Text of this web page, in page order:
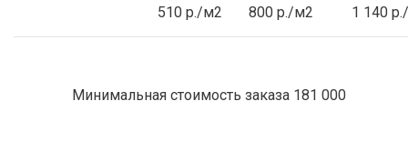
510 р./м2 800 р./м2 1 140
Минимальная стоимость заказа 181 000